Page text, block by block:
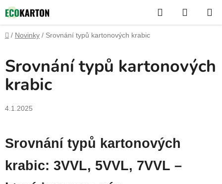
Přejít
na
Hledat
KOŠÍK
Domů
/ Novinky / Srovnání typů kartonových krabic
Srovnání typů kartonových
krabic
4.1.2025
Srovnání typů kartonových
krabic: 3VVL, 5VVL, 7VVL –